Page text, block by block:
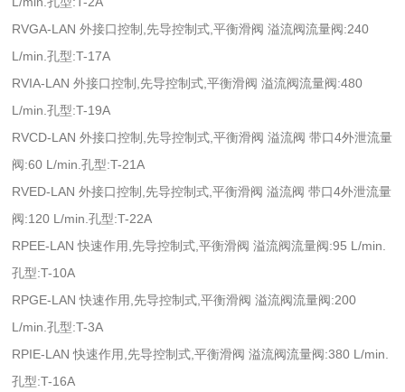
RVGA-LAN 外接口控制,先导控制式,平衡滑阀 溢流阀流量阀:240
L/min.孔型:T-17A
RVIA-LAN 外接口控制,先导控制式,平衡滑阀 溢流阀流量阀:480
L/min.孔型:T-19A
RVCD-LAN 外接口控制,先导控制式,平衡滑阀 溢流阀 带口4外泄流量
阀:60 L/min.孔型:T-21A
RVED-LAN 外接口控制,先导控制式,平衡滑阀 溢流阀 带口4外泄流量
阀:120 L/min.孔型:T-22A
RPEE-LAN 快速作用,先导控制式,平衡滑阀 溢流阀流量阀:95 L/min.
孔型:T-10A
RPGE-LAN 快速作用,先导控制式,平衡滑阀 溢流阀流量阀:200
L/min.孔型:T-3A
RPIE-LAN 快速作用,先导控制式,平衡滑阀 溢流阀流量阀:380 L/min.
孔型:T-16A